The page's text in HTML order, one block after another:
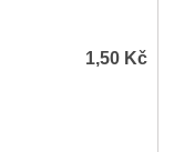
1,50 Kč